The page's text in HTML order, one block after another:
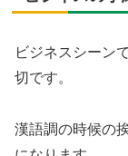
ビジネスシーン
切です。
漢語調の時候の